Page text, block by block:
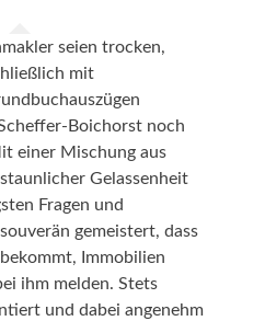
seien trocken,
mit
Boichorst noch
einer Mischung aus
Gelassenheit
Fragen und
gemeistert, dass
Immobilien
ihm melden. Stets
und dabei angenehm